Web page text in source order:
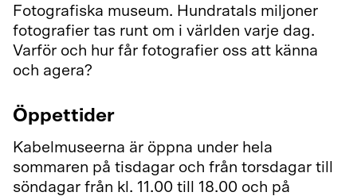
Fotografiska museum. Hundratals miljoner
fotografier tas runt om i världen varje dag.
Varför och hur får fotografier oss att känna
och agera?
Öppettider
Kabelmuseerna är öppna under hela
sommaren på tisdagar och från torsdagar till
söndagar från kl. 11.00 till 18.00 och på